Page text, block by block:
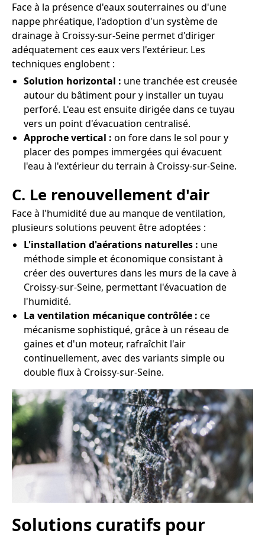
Face à la présence d'eaux souterraines ou d'une
nappe phréatique, l'adoption d'un système de
drainage à Croissy-sur-Seine permet d'diriger
adéquatement ces eaux vers l'extérieur. Les
techniques englobent :
Solution horizontal : une tranchée est creusée
autour du bâtiment pour y installer un tuyau
perforé. L'eau est ensuite dirigée dans ce tuyau
vers un point d'évacuation centralisé.
Approche vertical : on fore dans le sol pour y
placer des pompes immergées qui évacuent
l'eau à l'extérieur du terrain à Croissy-sur-Seine.
C. Le renouvellement d'air
Face à l'humidité due au manque de ventilation,
plusieurs solutions peuvent être adoptées :
L'installation d'aérations naturelles : une
méthode simple et économique consistant à
créer des ouvertures dans les murs de la cave à
Croissy-sur-Seine, permettant l'évacuation de
l'humidité.
La ventilation mécanique contrôlée : ce
mécanisme sophistiqué, grâce à un réseau de
gaines et d'un moteur, rafraîchit l'air
continuellement, avec des variants simple ou
double flux à Croissy-sur-Seine.
Solutions curatifs pour